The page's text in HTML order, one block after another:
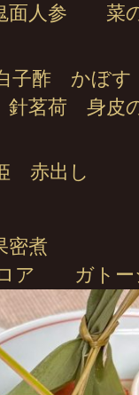
人参 菜
酢 かぼす
身皮の
赤出し
煮
ガトー